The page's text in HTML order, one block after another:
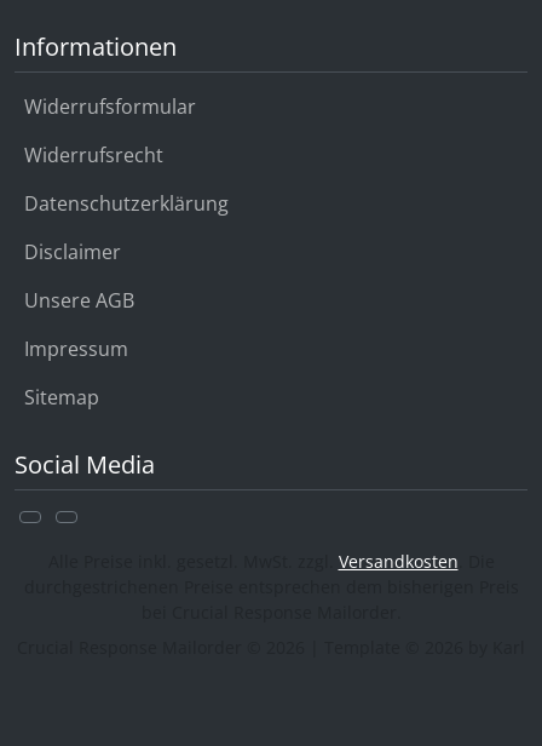
Informationen
Widerrufsformular
Widerrufsrecht
Datenschutzerklärung
Disclaimer
Unsere AGB
Impressum
Sitemap
Social Media
Versandkosten